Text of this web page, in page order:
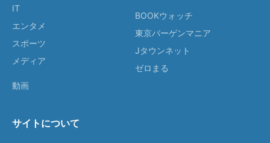
IT
エンタメ
スポーツ
メディア
動画
BOOKウォッチ
東京バーゲンマニア
Jタウンネット
ゼロまる
サイトについて